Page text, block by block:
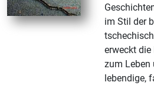
im Stil der
erweckt
zum Leben
lebendige,